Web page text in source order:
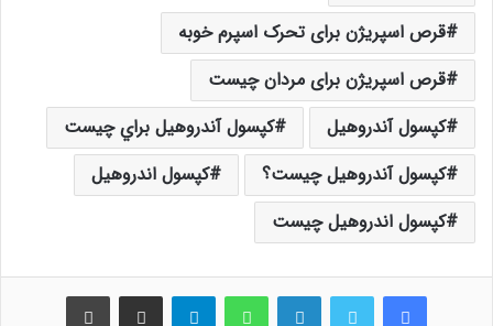
قرص اسپریژن برای تحرک اسپرم خوبه
قرص اسپریژن برای مردان چیست
کپسول آندروهيل
کپسول آندروهيل براي چيست
کپسول آندروهيل چيست؟
کپسول اندروهيل
کپسول اندروهيل چيست
فیس بوک لینکدین واتس آپ اشتراک گذاری از طریق ایمیل